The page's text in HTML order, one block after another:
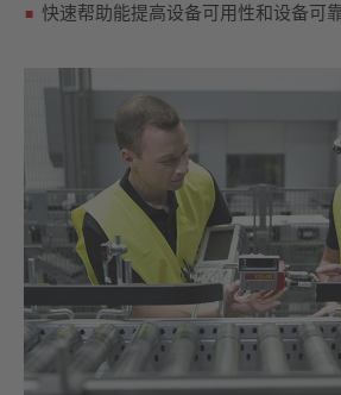
快速帮助能提高设备可用性和设备可